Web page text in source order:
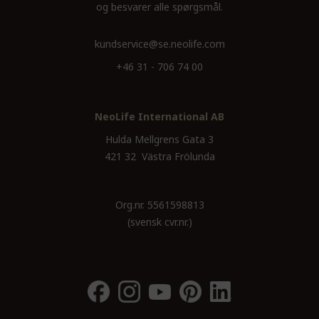
og besvarer alle spørgsmål.
kundservice@se.neolife.com
+46 31 - 706 74 00
NeoLife International AB
Hulda Mellgrens Gata 3
421 32 Västra Frölunda
Org.nr. 5561598813
(svensk cvr.nr.)